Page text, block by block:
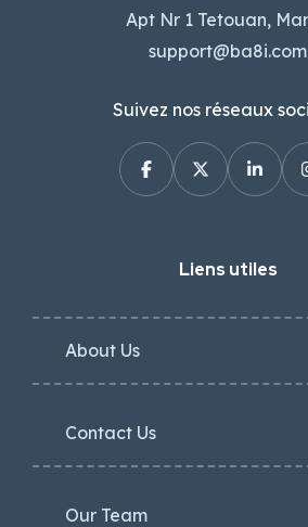
Apt Nr 1 Tetouan,
support@ba8i.com
Suivez nos réseaux
Liens utiles
About Us
Contact Us
Our Team